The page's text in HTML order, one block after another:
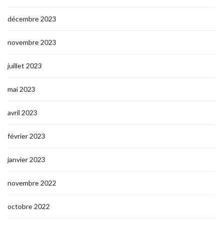
décembre 2023
novembre 2023
juillet 2023
mai 2023
avril 2023
février 2023
janvier 2023
novembre 2022
octobre 2022